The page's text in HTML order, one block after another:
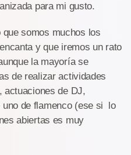
para mi gusto.
somos muchos los
y que iremos un rato
la mayoría se
de realizar actividades
actuaciones de DJ,
de flamenco (ese si lo
abiertas es muy